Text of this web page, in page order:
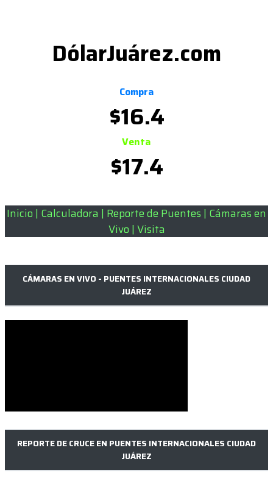
DólarJuárez.com
Compra
$16.4
Venta
$17.4
Inicio | Calculadora | Reporte de Puentes | Cámaras en
Vivo | Visita
CÁMARAS EN VIVO - PUENTES INTERNACIONALES CIUDAD
JUÁREZ
REPORTE DE CRUCE EN PUENTES INTERNACIONALES CIUDAD
JUÁREZ